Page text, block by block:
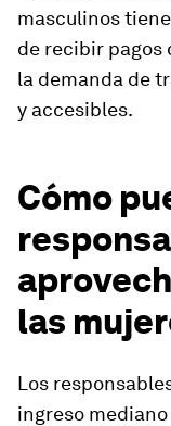
masculinos
de recibir pagos
la demanda de
y accesibles.
Cómo
las
Los
ingreso